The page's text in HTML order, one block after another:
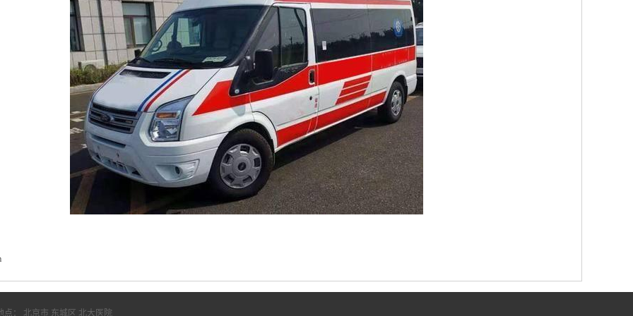
点： 北京市 东城区 北大医院